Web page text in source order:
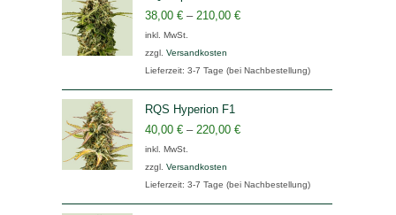
38,00 € – 210,00 €
inkl. MwSt.
zzgl. Versandkosten
Lieferzeit: 3-7 Tage (bei Nachbestellung)
RQS Hyperion F1
40,00 € – 220,00 €
inkl. MwSt.
zzgl. Versandkosten
Lieferzeit: 3-7 Tage (bei Nachbestellung)